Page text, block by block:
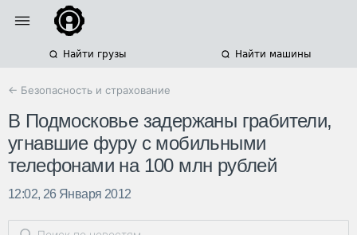
Найти грузы Найти машины
← Безопасность и страхование
В Подмосковье задержаны грабители,
угнавшие фуру с мобильными
телефонами на 100 млн рублей
12:02, 26 Января 2012